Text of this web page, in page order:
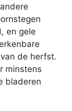
en gele
de herfst.
minstens
bladeren